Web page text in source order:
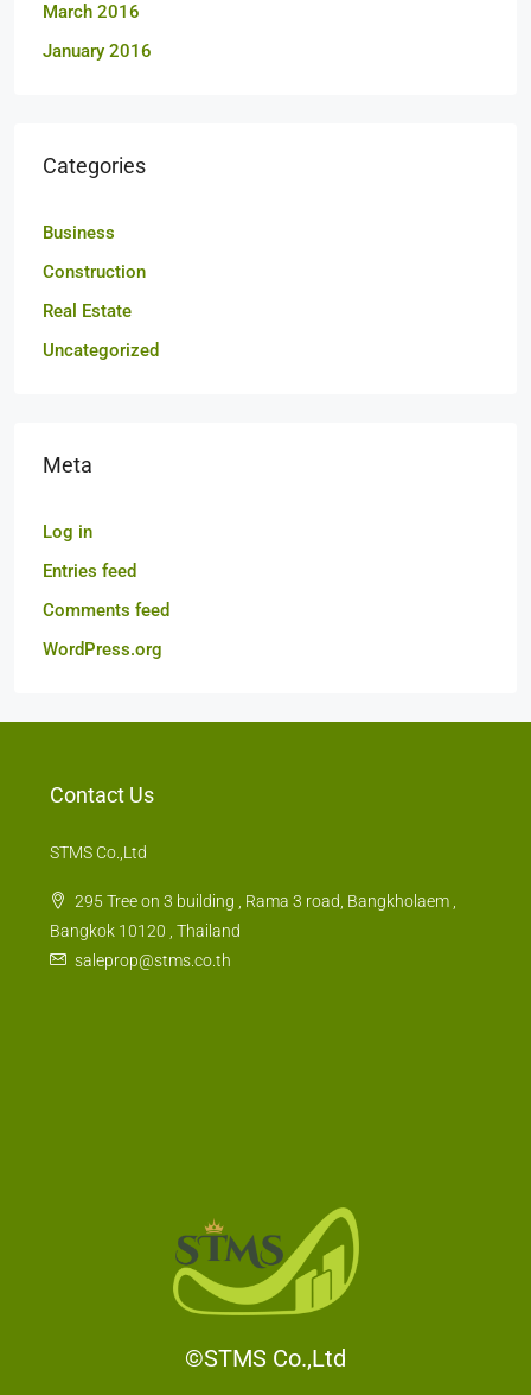
March 2016
January 2016
Categories
Business
Construction
Real Estate
Uncategorized
Meta
Log in
Entries feed
Comments feed
WordPress.org
Contact Us
STMS Co.,Ltd
295 Tree on 3 building , Rama 3 road, Bangkholaem ,
Bangkok 10120 , Thailand
saleprop@stms.co.th
©STMS Co.,Ltd